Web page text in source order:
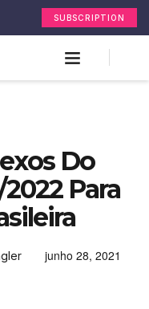
SUBSCRIPTION
Do
Para
junho 28, 2021